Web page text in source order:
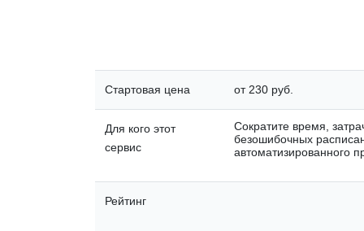
Стартовая цена от 230 руб.
Для кого этот
сервис
Сократите время,
безошибочных
автоматизированного
Рейтинг